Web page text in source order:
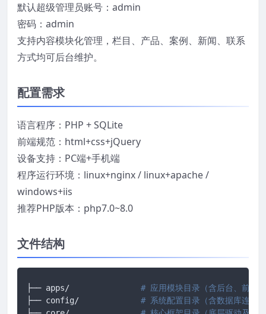
默认超级管理员账号：admin
密码：admin
支持内容模块化管理，栏目、产品、案例、新闻、联系
方式均可后台维护。
配置需求
语言程序：PHP + SQLite
前端规范：html+css+jQuery
设备支持：PC端+手机端
程序运行环境：linux+nginx / linux+apache /
windows+iis
推荐PHP版本：php7.0~8.0
文件结构
# 应用模块目录（含后台、前台
# 系统配置目录（含数据库连接